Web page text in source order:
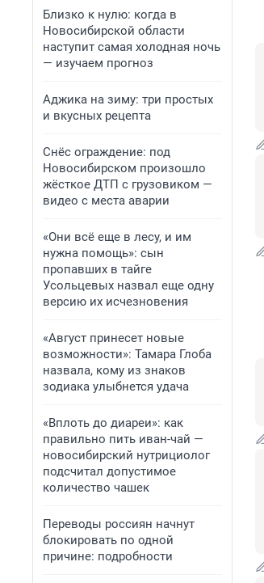
Близко к нулю: когда в
Новосибирской области
наступит самая холодная ночь
— изучаем прогноз
Аджика на зиму: три простых
и вкусных рецепта
Снёс ограждение: под
Новосибирском произошло
жёсткое ДТП с грузовиком —
видео с места аварии
«Они всё еще в лесу, и им
нужна помощь»: сын
пропавших в тайге
Усольцевых назвал еще одну
версию их исчезновения
«Август принесет новые
возможности»: Тамара Глоба
назвала, кому из знаков
зодиака улыбнется удача
«Вплоть до диареи»: как
правильно пить иван-чай —
новосибирский нутрициолог
подсчитал допустимое
количество чашек
Переводы россиян начнут
блокировать по одной
причине: подробности